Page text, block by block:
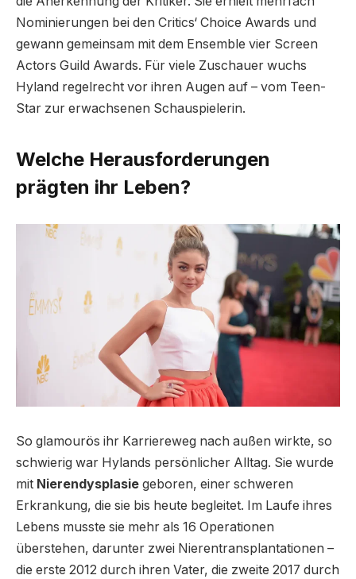
Nominierungen bei den Critics‘ Choice Awards und
gewann gemeinsam mit dem Ensemble vier Screen
Actors Guild Awards. Für viele Zuschauer wuchs
Hyland regelrecht vor ihren Augen auf – vom Teen-
Star zur erwachsenen Schauspielerin.
Welche Herausforderungen
prägten ihr Leben?
So glamourös ihr Karriereweg nach außen wirkte, so
schwierig war Hylands persönlicher Alltag. Sie wurde
mit Nierendysplasie geboren, einer schweren
Erkrankung, die sie bis heute begleitet. Im Laufe ihres
Lebens musste sie mehr als 16 Operationen
überstehen, darunter zwei Nierentransplantationen –
die erste 2012 durch ihren Vater, die zweite 2017 durch